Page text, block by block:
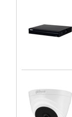
IRMMF